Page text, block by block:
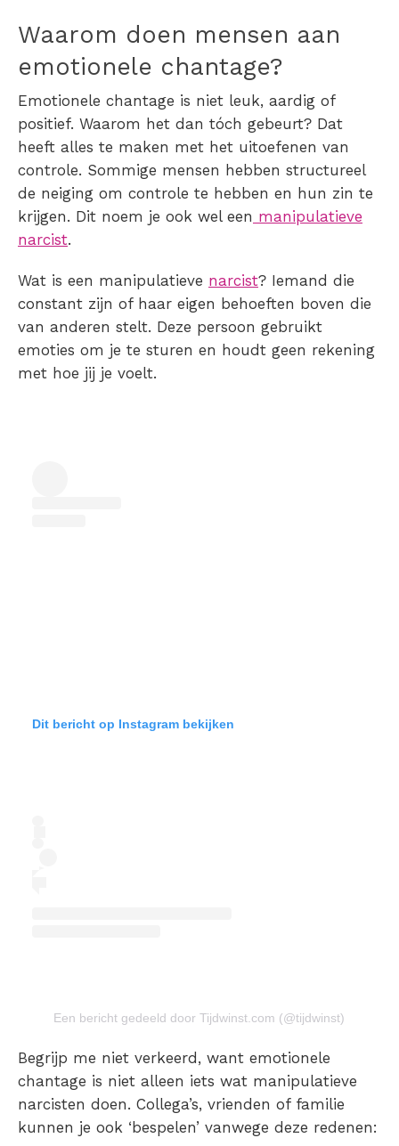
Waarom doen mensen aan
emotionele chantage?
Emotionele chantage is niet leuk, aardig of
positief. Waarom het dan tóch gebeurt? Dat
heeft alles te maken met het uitoefenen van
controle. Sommige mensen hebben structureel
de neiging om controle te hebben en hun zin te
krijgen. Dit noem je ook wel een manipulatieve
narcist.
Wat is een manipulatieve narcist? Iemand die
constant zijn of haar eigen behoeften boven die
van anderen stelt. Deze persoon gebruikt
emoties om je te sturen en houdt geen rekening
met hoe jij je voelt.
Dit bericht op Instagram bekijken
Een bericht gedeeld door Tijdwinst.com (@tijdwinst)
Begrijp me niet verkeerd, want emotionele
chantage is niet alleen iets wat manipulatieve
narcisten doen. Collega’s, vrienden of familie
kunnen je ook ‘bespelen’ vanwege deze redenen: